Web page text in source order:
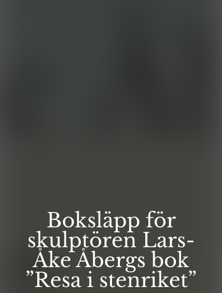
Boksläpp för
skulptören Lars-
Åke Åbergs bok
”Resa i stenriket”